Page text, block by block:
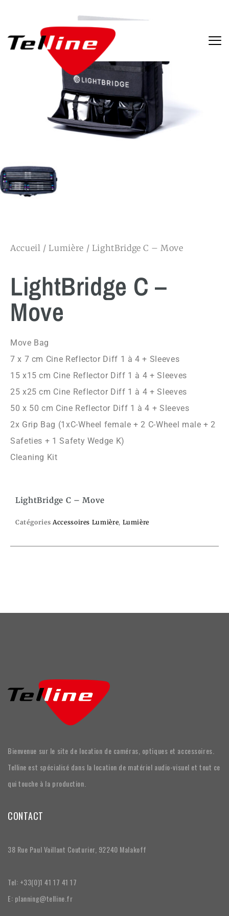
Accueil /Lumière / LightBridge C – Move
LightBridge C –
Move
Move Bag
7 x 7 cm Cine Reflector Diff 1 à 4 + Sleeves
15 x15 cm Cine Reflector Diff 1 à 4 + Sleeves
25 x25 cm Cine Reflector Diff 1 à 4 + Sleeves
50 x 50 cm Cine Reflector Diff 1 à 4 + Sleeves
2x Grip Bag (1xC-Wheel female + 2 C-Wheel male + 2
Safeties + 1 Safety Wedge K)
Cleaning Kit
LightBridge C – Move
Catégories Accessoires Lumière, Lumière
Bienvenue sur le site de location de caméras, optiques et accessoires.
Telline est spécialisé dans la location de matériel audio-visuel et tout ce
qui touche à la production.
CONTACT
38 Rue Paul Vaillant Couturier, 92240 Malakoff
Tel: +33(0)1 41 17 41 17
E: planning@telline.fr